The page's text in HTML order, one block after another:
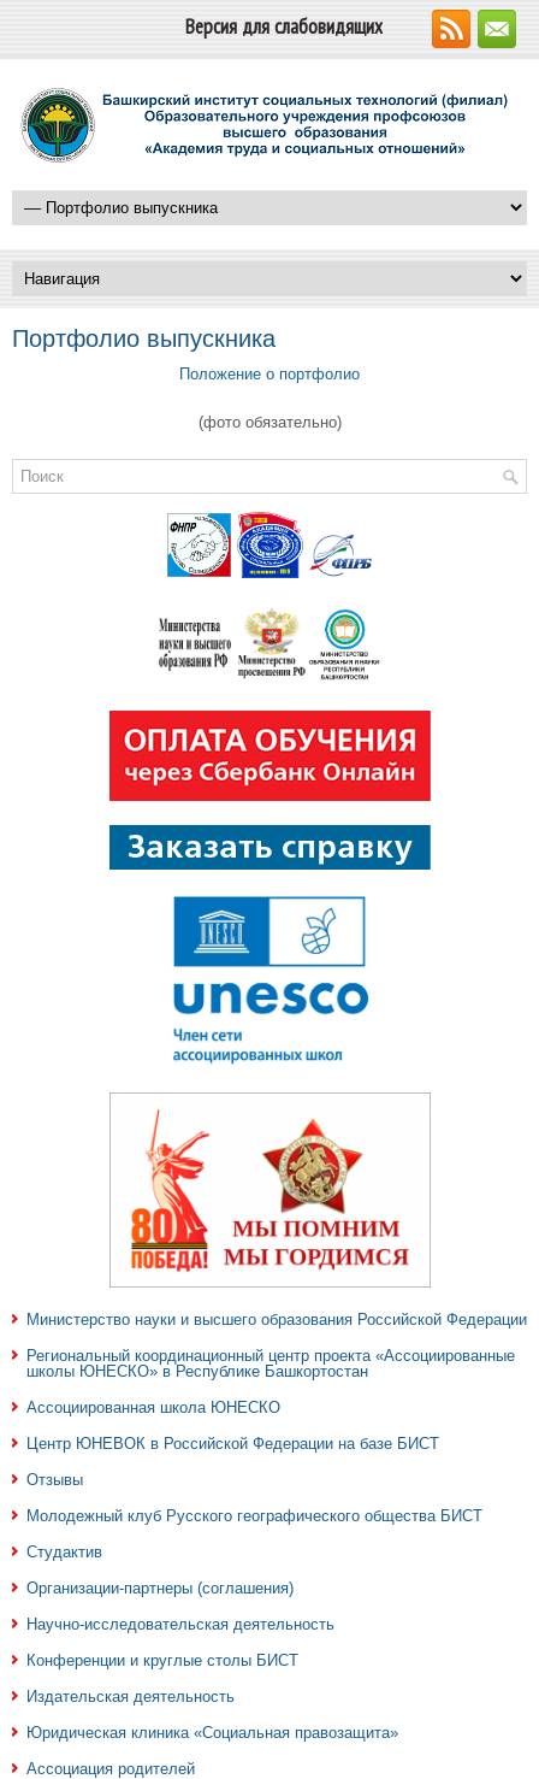
Версия для слабовидящих
Портфолио выпускника
Положение о портфолио
(фото обязательно)
Министерство науки и высшего образования Российской Федерации
Региональный координационный центр проекта «Ассоциированные
школы ЮНЕСКО» в Республике Башкортостан
Ассоциированная школа ЮНЕСКО
Центр ЮНЕВОК в Российской Федерации на базе БИСТ
Отзывы
Молодежный клуб Русского географического общества БИСТ
Студактив
Организации-партнеры (соглашения)
Научно-исследовательская деятельность
Конференции и круглые столы БИСТ
Издательская деятельность
Юридическая клиника «Социальная правозащита»
Ассоциация родителей